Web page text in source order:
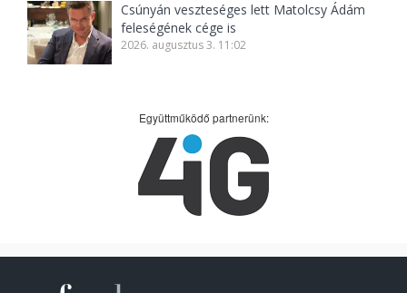
Csúnyán veszteséges lett Matolcsy Ádám
feleségének cége is
2026. augusztus 3. 11:02
Együttműködő partnerünk: